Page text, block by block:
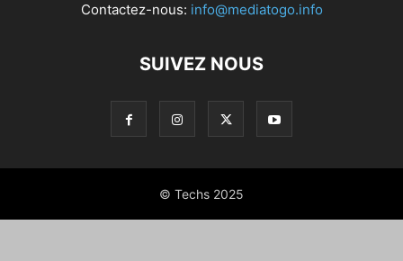
Contactez-nous: info@mediatogo.info
SUIVEZ NOUS
© Techs 2025